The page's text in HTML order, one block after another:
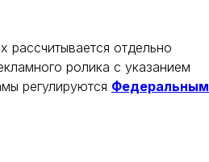
отдельно
ролика с указанием
регулируются Федеральным